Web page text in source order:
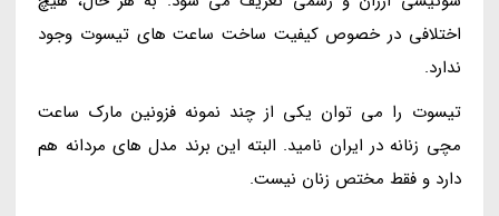
اختلافی در خصوص کیفیت ساخت ساعت های تیسوت وجود
ندارد.
تیسوت را می توان یکی از چند نمونه فزونین مارک ساعت
مچی زنانه در ایران نامید. البته این برند مدل های مردانه هم
دارد و فقط مختص زنان نیست.